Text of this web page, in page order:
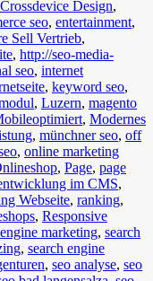
Crossdevice Design,
seo, entertainment,
Sell Vertrieb,
, http://seo-media-
seo, internet
, keyword seo,
, Luzern, magento
, Modernes
, münchner seo, off
, online marketing
, Page, page
im CMS,
Webseite, ranking,
, Responsive
marketing, search
, search engine
, seo analyse, seo